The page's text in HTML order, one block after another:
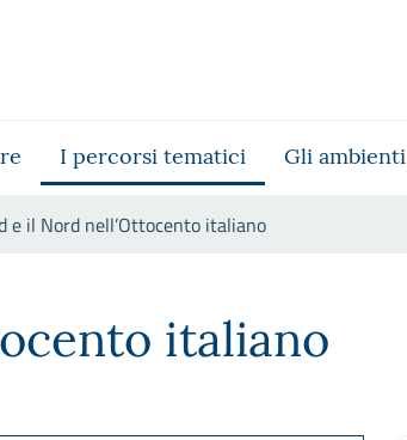
I percorsi tematici Gli ambienti
e il Nord nell’Ottocento italiano
italiano